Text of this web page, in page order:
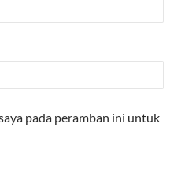
pada peramban ini untuk